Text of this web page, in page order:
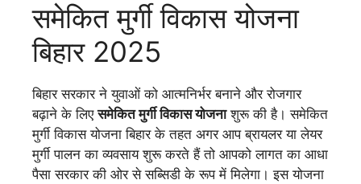
समेकित मुर्गी विकास योजना
बिहार 2025
बिहार सरकार ने युवाओं को आत्मनिर्भर बनाने और रोजगार
बढ़ाने के लिएसमेकित मुर्गी विकास योजनाशुरू की है। समेकित
मुर्गी विकास योजना बिहार के तहत अगर आप ब्रायलर या लेयर
मुर्गी पालन का व्यवसाय शुरू करते हैं तो आपको लागत का आधा
पैसा सरकार की ओर से सब्सिडी के रूप में मिलेगा। इस योजना